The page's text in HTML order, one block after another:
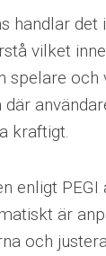
handlar det
vilket
och
kraftigt.
enligt
är
och